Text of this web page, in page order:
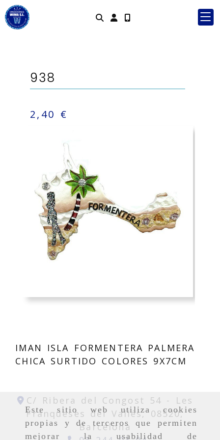
Este sitio web utiliza cookies
propias y de terceros que permiten
mejorar la usabilidad de
Identifícate
938
2,40 €
IMAN ISLA FORMENTERA PALMERA
CHICA SURTIDO COLORES 9X7CM
C/ Ribera del Congost 54 -
Les
Franqueses del Vallés,08520,
Barcelona